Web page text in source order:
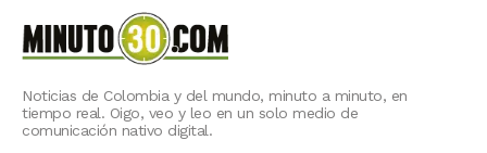
Noticias de Colombia y del mundo, minuto a minuto, en
tiempo real. Oigo, veo y leo en un solo medio de
comunicación nativo digital.